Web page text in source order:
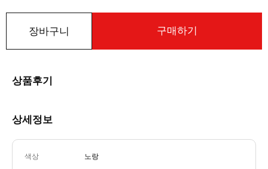
장바구니 구매하기
상품후기
상세정보
색상 노랑